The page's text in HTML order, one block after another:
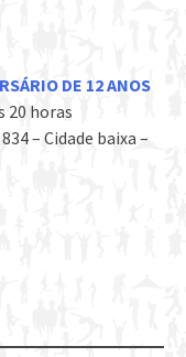
DE 12 ANOS
20 horas
– Cidade baixa –